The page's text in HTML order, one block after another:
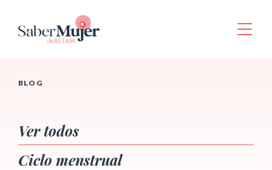
BLOG
Ver todos
Ciclo menstrual